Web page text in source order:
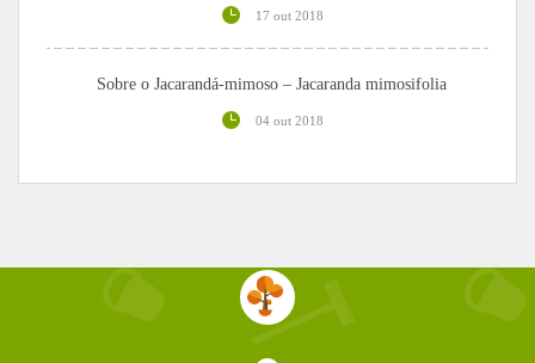
17 out 2018
Sobre o Jacarandá-mimoso – Jacaranda mimosifolia
04 out 2018